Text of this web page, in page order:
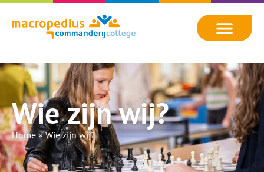
Wie zijn wij?
Home »Wie zijn wij?